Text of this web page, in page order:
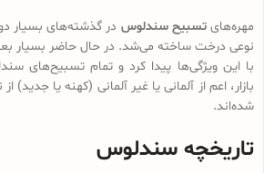
مهره‌هایتسبیح سندلوس در گذشته‌های بسیار
نوعی درخت ساخته می‌شد. در حال حاضر بسیار
با این ویژگی‌ها پیدا کرد و تمام تسبیح‌های
بازار، اعم از آلمانی یا غیر آلمانی (کهنه یا
شده‌اند.
تاریخچه سندلوس